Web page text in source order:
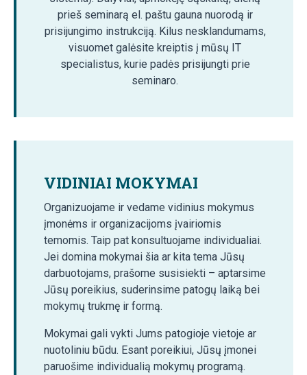
prieš seminarą el. paštu gauna nuorodą ir
prisijungimo instrukciją. Kilus nesklandumams,
visuomet galėsite kreiptis į mūsų IT
specialistus, kurie padės prisijungti prie
seminaro.
VIDINIAI MOKYMAI
Organizuojame ir vedame vidinius mokymus
įmonėms ir organizacijoms įvairiomis
temomis. Taip pat konsultuojame individualiai.
Jei domina mokymai šia ar kita tema Jūsų
darbuotojams, prašome susisiekti – aptarsime
Jūsų poreikius, suderinsime patogų laiką bei
mokymų trukmę ir formą.
Mokymai gali vykti Jums patogioje vietoje ar
nuotoliniu būdu. Esant poreikiui, Jūsų įmonei
paruošime individualią mokymų programą.